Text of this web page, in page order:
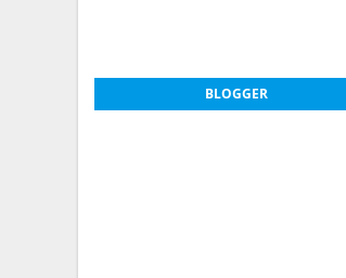
BLOGGER